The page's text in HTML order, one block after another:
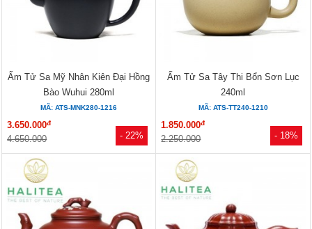
- 22%
Ấm Tử Sa Mỹ Nhân Kiên Đại Hồng
Bào Wuhui 280ml
MÃ: ATS-MNK280-1216
3.650.000đ
4.650.000 - 18%
Ấm Tử Sa Tây Thi Bổn Sơn Lục
240ml
MÃ: ATS-TT240-1210
1.850.000đ
2.250.000